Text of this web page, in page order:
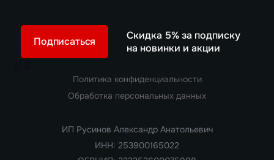
Скидка 5% за подписку
на новинки и акции
Подписаться
Политика конфиденциальности
Обработка персональных данных
ИП Русинов Александр Анатольевич
ИНН: 253900165022